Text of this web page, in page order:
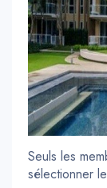
Seuls les
sélectionner